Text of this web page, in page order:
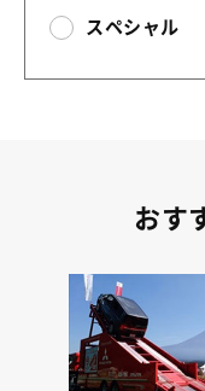
スペシャル
おす